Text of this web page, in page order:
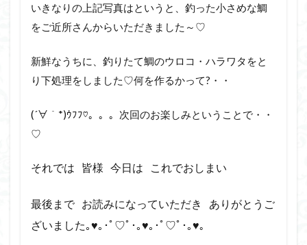
いきなりの上記写真はというと、釣った小さめな鯛
をご近所さんからいただきました～♡
新鮮なうちに、釣りたて鯛のウロコ・ハラワタをと
り下処理をしました♡何を作るかって?・・
(´∀｀*)ｳﾌﾌ♡。。。次回のお楽しみということで・・
♡
それでは 皆様 今日は これでおしまい
最後まで お読みになっていただき ありがとうご
ざいました｡♥｡･ﾟ♡ﾟ･｡♥｡･ﾟ♡ﾟ･｡♥｡